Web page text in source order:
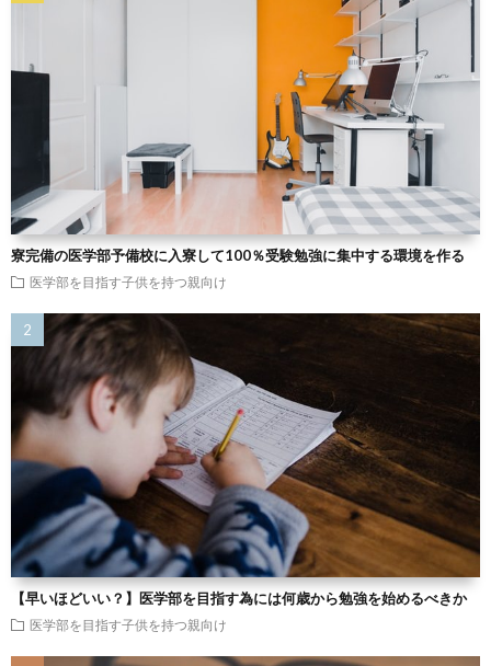
寮完備の医学部予備校に入寮して100％受験勉強に集中する環境を作る
医学部を目指す子供を持つ親向け
【早いほどいい？】医学部を目指す為には何歳から勉強を始めるべきか
医学部を目指す子供を持つ親向け